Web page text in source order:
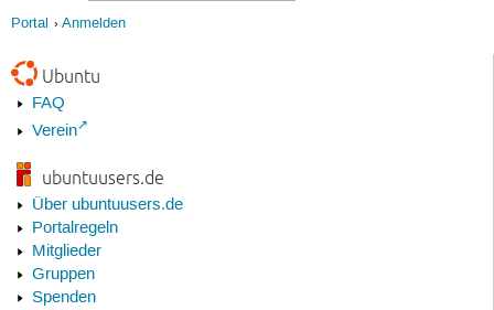
Portal Anmelden
Ubuntu
FAQ
Verein
ubuntuusers.de
Über ubuntuusers.de
Portalregeln
Mitglieder
Gruppen
Spenden